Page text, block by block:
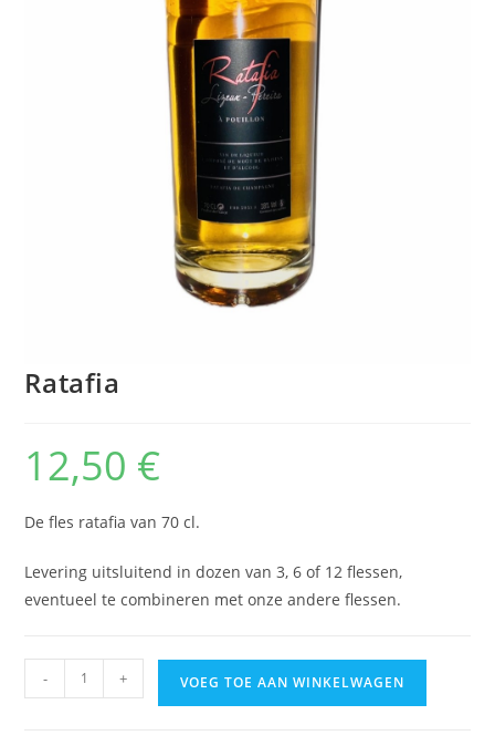
Ratafia
12,50 €
De fles ratafia van 70 cl.
Levering uitsluitend in dozen van 3, 6 of 12 flessen,
eventueel te combineren met onze andere flessen.
hoeveelheid
Ratafia
- + VOEG TOE AAN WINKELWAGEN